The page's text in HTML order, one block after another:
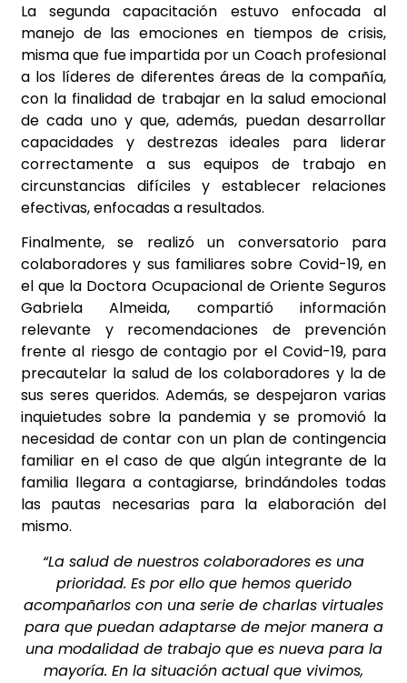
La segunda capacitación estuvo enfocada al
manejo de las emociones en tiempos de crisis,
misma que fue impartida por un Coach profesional
a los líderes de diferentes áreas de la compañía,
con la finalidad de trabajar en la salud emocional
de cada uno y que, además, puedan desarrollar
capacidades y destrezas ideales para liderar
correctamente a sus equipos de trabajo en
circunstancias difíciles y establecer relaciones
efectivas, enfocadas a resultados.
Finalmente, se realizó un conversatorio para
colaboradores y sus familiares sobre Covid-19, en
el que la Doctora Ocupacional de Oriente Seguros
Gabriela Almeida, compartió información
relevante y recomendaciones de prevención
frente al riesgo de contagio por el Covid-19, para
precautelar la salud de los colaboradores y la de
sus seres queridos. Además, se despejaron varias
inquietudes sobre la pandemia y se promovió la
necesidad de contar con un plan de contingencia
familiar en el caso de que algún integrante de la
familia llegara a contagiarse, brindándoles todas
las pautas necesarias para la elaboración del
mismo.
“La salud de nuestros colaboradores es una
prioridad. Es por ello que hemos querido
acompañarlos con una serie de charlas virtuales
para que puedan adaptarse de mejor manera a
una modalidad de trabajo que es nueva para la
mayoría. En la situación actual que vivimos,